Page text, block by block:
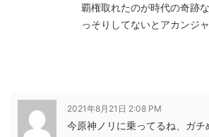
覇権取れたのが時代の奇跡
っそりしてないとアカンジ
2021年8月21日 2:08 PM
今原神ノリに乗ってるね、ガチ